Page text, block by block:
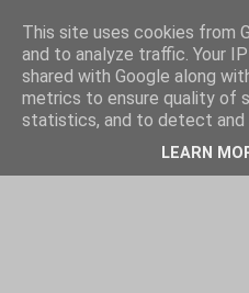
This site uses cookies from
and to analyze traffic. Your
shared with Google along
metrics to ensure quality of
statistics, and to detect and
LEARN